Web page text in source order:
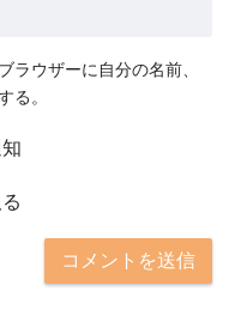
ラウザーに自分の名前、
る。